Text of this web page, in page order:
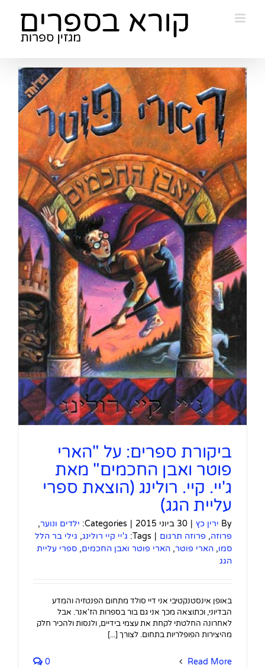
ביקורת ספרים: על "הארי
פוטר ואבן החכמים" מאת
ג'יי. קיי. רולינג (הוצאת ספרי
עליית הגג)
By ירין כץ | 30 ביוני 2015 |
Categories: ילדים ונוער,
פרוזה, פרוזה תרגום |
Tags: ג'יי קיי רולינג, גילי בר הלל
סמו, הארי פוטר, הארי פוטר ואבן החכמים, ספרי עליית
הגג
באופן אינסטנקטיבי אני דיי סולד מתחום הפנטזיה והמדע
הבדיוני, וכתוצאה מכך אני גם בור בספרות הז'אנר. אבל
לאחרונה החלטתי לקחת את עצמי בידיים, ולנסות ולהכיר חלק
מהיצירות הפופלריות בתחום. לצורך [...]
Read More
0